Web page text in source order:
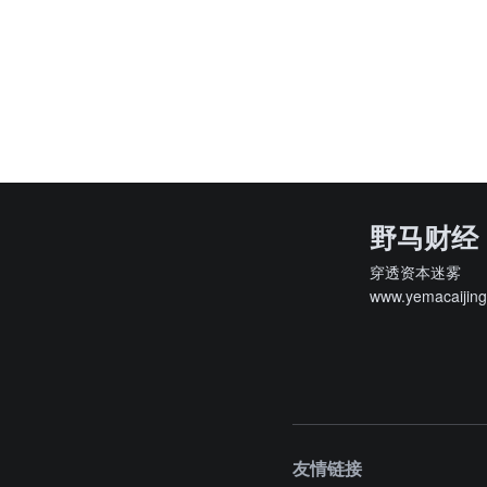
野马财经
穿透资本迷雾
友情链接